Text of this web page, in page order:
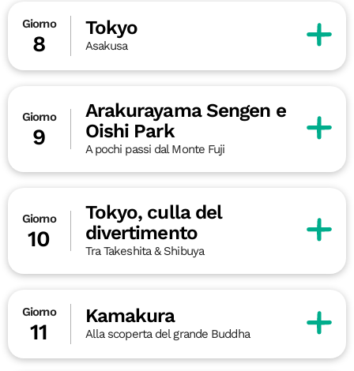
Giorno
8
Tokyo
Asakusa
Giorno
9
Arakurayama Sengen e
Oishi Park
A pochi passi dal Monte Fuji
Giorno
10
Tokyo, culla del
divertimento
Tra Takeshita & Shibuya
Giorno
11
Kamakura
Alla scoperta del grande Buddha